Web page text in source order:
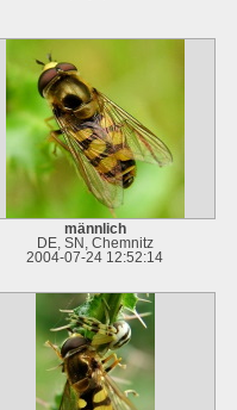
männlich
DE, SN, Chemnitz
2004-07-24 12:52:14